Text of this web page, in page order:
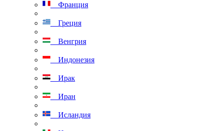
Франция
Греция
Венгрия
Индонезия
Ирак
Иран
Исландия